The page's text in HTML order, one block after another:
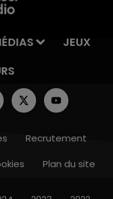
JEUX
Recrutement
Plan du site